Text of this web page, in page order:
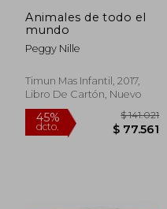
dcto. $
Animales de todo el
mundo
Peggy Nille
Timun Mas Infantil, 2017,
Libro De Cartón, Nuevo